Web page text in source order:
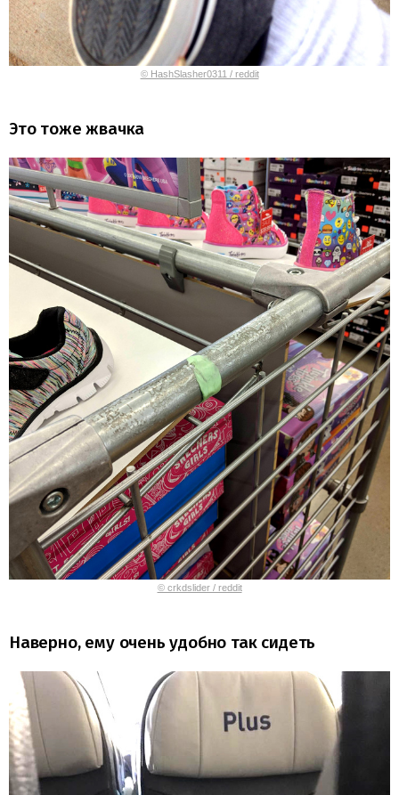
© HashSlasher0311 / reddit
Это тоже жвачка
© crkdslider / reddit
Наверно, ему очень удобно так сидеть